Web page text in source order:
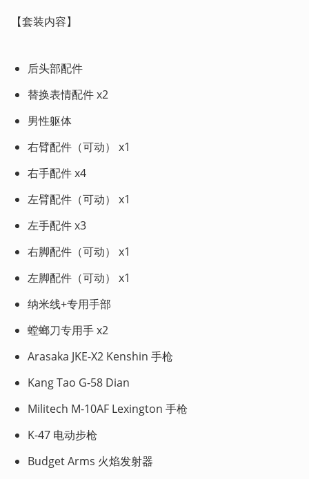
【套装内容】
后头部配件
替换表情配件 x2
男性躯体
右臂配件（可动） x1
右手配件 x4
左臂配件（可动） x1
左手配件 x3
右脚配件（可动） x1
左脚配件（可动） x1
纳米线+专用手部
螳螂刀专用手 x2
Arasaka JKE-X2 Kenshin 手枪
Kang Tao G-58 Dian
Militech M-10AF Lexington 手枪
K-47 电动步枪
Budget Arms 火焰发射器